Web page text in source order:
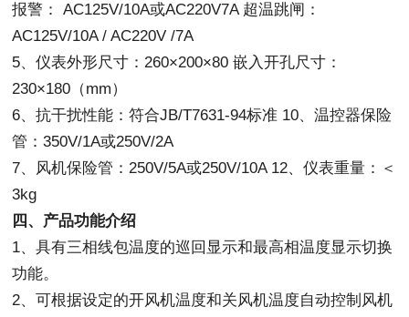
报警： AC125V/10A或AC220V7A 超温跳闸：
AC125V/10A / AC220V /7A
5、仪表外形尺寸：260×200×80 嵌入开孔尺寸：
230×180（mm）
6、抗干扰性能：符合JB/T7631-94标准 10、温控器保险
管：350V/1A或250V/2A
7、风机保险管：250V/5A或250V/10A 12、仪表重量：＜
3kg
四、产品功能介绍
1、具有三相线包温度的巡回显示和最高相温度显示切换
功能。
2、可根据设定的开风机温度和关风机温度自动控制风机